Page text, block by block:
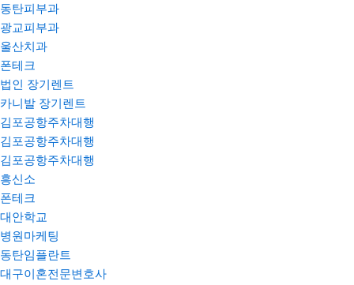
동탄피부과
광교피부과
울산치과
폰테크
법인 장기렌트
카니발 장기렌트
김포공항주차대행
김포공항주차대행
김포공항주차대행
흥신소
폰테크
대안학교
병원마케팅
동탄임플란트
대구이혼전문변호사